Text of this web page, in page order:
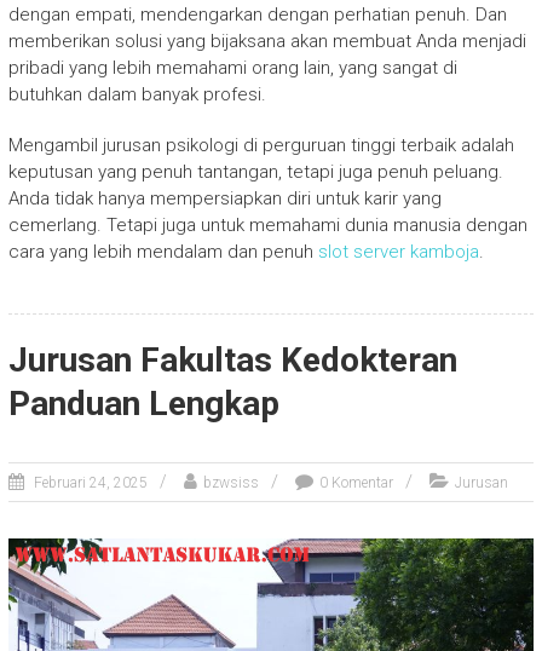
dengan empati, mendengarkan dengan perhatian penuh. Dan
memberikan solusi yang bijaksana akan membuat Anda menjadi
pribadi yang lebih memahami orang lain, yang sangat di
butuhkan dalam banyak profesi.
Mengambil jurusan psikologi di perguruan tinggi terbaik adalah
keputusan yang penuh tantangan, tetapi juga penuh peluang.
Anda tidak hanya mempersiapkan diri untuk karir yang
cemerlang. Tetapi juga untuk memahami dunia manusia dengan
cara yang lebih mendalam dan penuh slot server kamboja.
Jurusan Fakultas Kedokteran
Panduan Lengkap
Februari 24, 2025 bzwsiss 0 Komentar Jurusan